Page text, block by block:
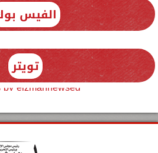
الفيس
تويتر
elzmannewseg